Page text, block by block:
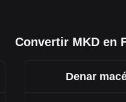
Convertir MKD en
Denar